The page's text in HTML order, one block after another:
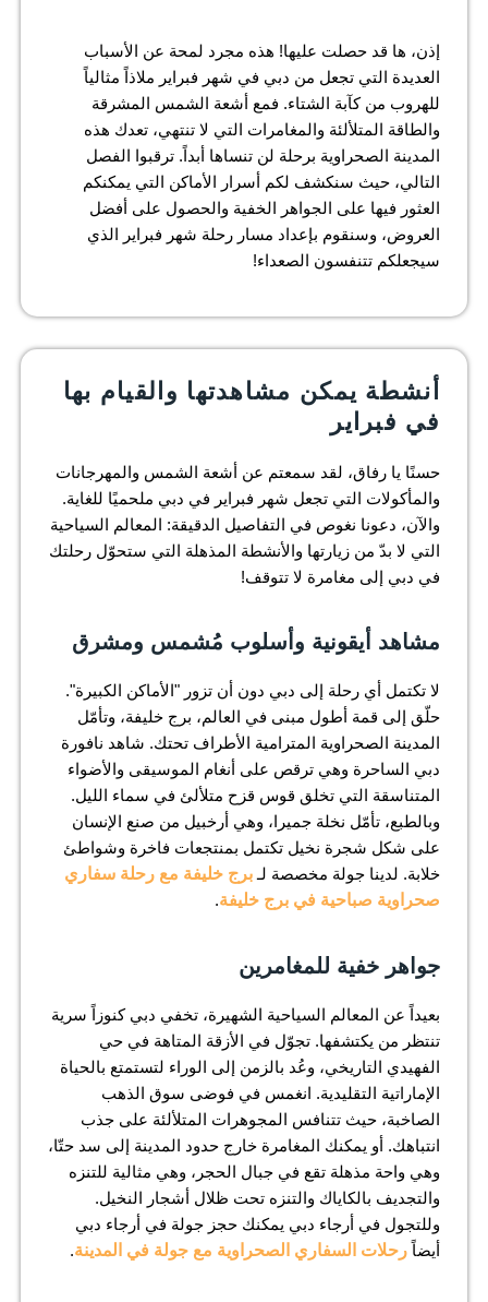
إذن، ها قد حصلت عليها! هذه مجرد لمحة عن الأسباب
العديدة التي تجعل من دبي في شهر فبراير ملاذاً مثالياً
للهروب من كآبة الشتاء. فمع أشعة الشمس المشرقة
والطاقة المتلألئة والمغامرات التي لا تنتهي، تعدك هذه
المدينة الصحراوية برحلة لن تنساها أبداً. ترقبوا الفصل
التالي، حيث سنكشف لكم أسرار الأماكن التي يمكنكم
العثور فيها على الجواهر الخفية والحصول على أفضل
العروض، وسنقوم بإعداد مسار رحلة شهر فبراير الذي
سيجعلكم تتنفسون الصعداء!
أنشطة يمكن مشاهدتها والقيام بها
في فبراير
حسنًا يا رفاق، لقد سمعتم عن أشعة الشمس والمهرجانات
والمأكولات التي تجعل شهر فبراير في دبي ملحميًا للغاية.
والآن، دعونا نغوص في التفاصيل الدقيقة: المعالم السياحية
التي لا بدّ من زيارتها والأنشطة المذهلة التي ستحوّل رحلتك
في دبي إلى مغامرة لا تتوقف!
مشاهد أيقونية وأسلوب مُشمس ومشرق
لا تكتمل أي رحلة إلى دبي دون أن تزور "الأماكن الكبيرة".
حلّق إلى قمة أطول مبنى في العالم، برج خليفة، وتأمّل
المدينة الصحراوية المترامية الأطراف تحتك. شاهد نافورة
دبي الساحرة وهي ترقص على أنغام الموسيقى والأضواء
المتناسقة التي تخلق قوس قزح متلألئ في سماء الليل.
وبالطبع، تأمّل نخلة جميرا، وهي أرخبيل من صنع الإنسان
على شكل شجرة نخيل تكتمل بمنتجعات فاخرة وشواطئ
خلابة. لدينا جولة مخصصة لـبرج خليفة مع رحلة سفاري
صحراوية صباحية في برج خليفة.
جواهر خفية للمغامرين
بعيداً عن المعالم السياحية الشهيرة، تخفي دبي كنوزاً سرية
تنتظر من يكتشفها. تجوّل في الأزقة المتاهة في حي
الفهيدي التاريخي، وعُد بالزمن إلى الوراء لتستمتع بالحياة
الإماراتية التقليدية. انغمس في فوضى سوق الذهب
الصاخبة، حيث تتنافس المجوهرات المتلألئة على جذب
انتباهك. أو يمكنك المغامرة خارج حدود المدينة إلى سد حتّا،
وهي واحة مذهلة تقع في جبال الحجر، وهي مثالية للتنزه
والتجديف بالكاياك والتنزه تحت ظلال أشجار النخيل.
وللتجول في أرجاء دبي يمكنك حجز جولة في أرجاء دبي
أيضاً رحلات السفاري الصحراوية مع جولة في المدينة.